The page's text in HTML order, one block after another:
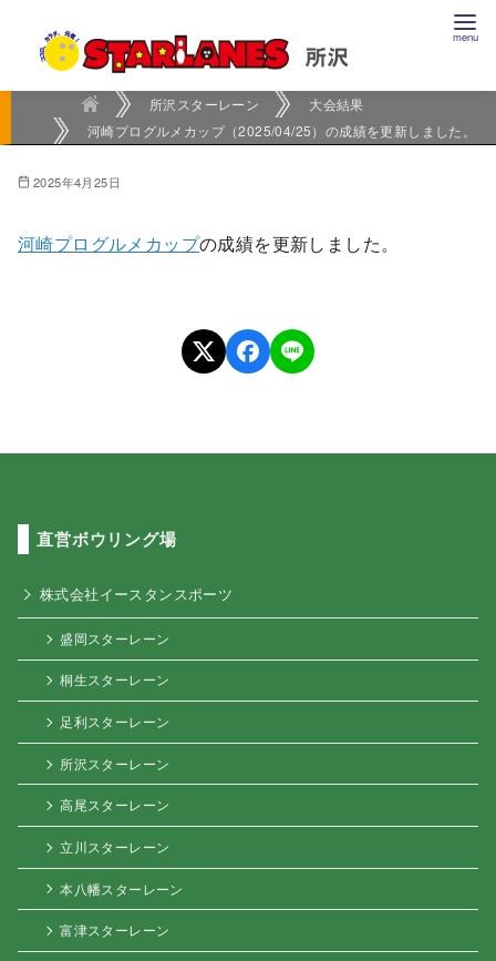
所沢スターレーン
大会結果
河崎プログルメカップ（2025/04/25）の成績を更新しました。
2025年4月25日
河崎プログルメカップの成績を更新しました。
直営ボウリング場
株式会社イースタンスポーツ
盛岡スターレーン
桐生スターレーン
足利スターレーン
所沢スターレーン
高尾スターレーン
立川スターレーン
本八幡スターレーン
富津スターレーン